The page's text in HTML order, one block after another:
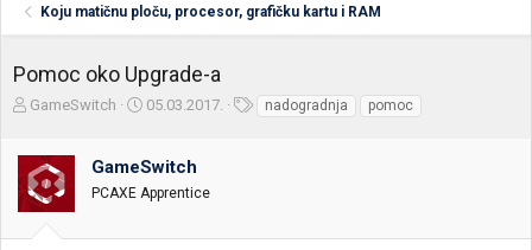
Koju matičnu ploču, procesor, grafičku kartu i RAM
Pomoc oko Upgrade-a
Z
e
t
n
GameSwitch
D
u
m
05.03.2017. nadogradnja pomoc
GameSwitch
PCAXE Apprentice